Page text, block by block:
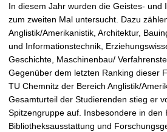
In diesem Jahr wurden die Geistes- und
zum zweiten Mal untersucht. Dazu
Anglistik/Amerikanistik, Architektur,
und Informationstechnik,
Geschichte, Maschinenbau/
Gegenüber dem letzten Ranking dieser
TU Chemnitz der Bereich Anglistik/
Gesamturteil der Studierenden stieg er
Spitzengruppe auf. Insbesondere in den
Bibliotheksausstattung und